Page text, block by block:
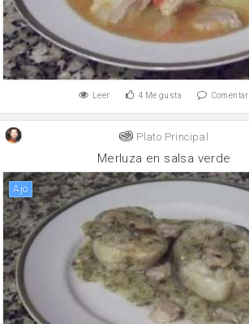
Leer 4 Me gusta Comentar
Plato Principal
Merluza en salsa verde
ajo